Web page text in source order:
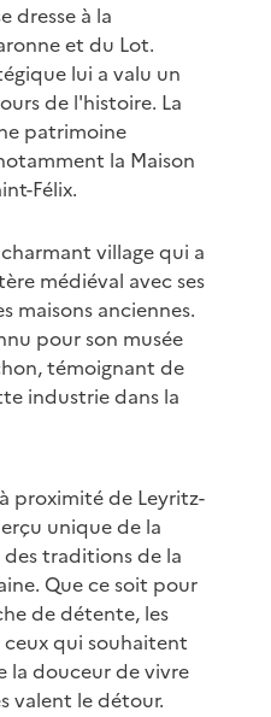
dresse à la
et du Lot.
lui a valu un
de l'histoire. La
patrimoine
la Maison
Félix.
village qui a
médiéval avec ses
maisons anciennes.
pour son musée
témoignant de
industrie dans la
proximité de Leyritz-
unique de la
traditions de la
Que ce soit pour
de détente, les
qui souhaitent
la douceur de vivre
valent le détour.